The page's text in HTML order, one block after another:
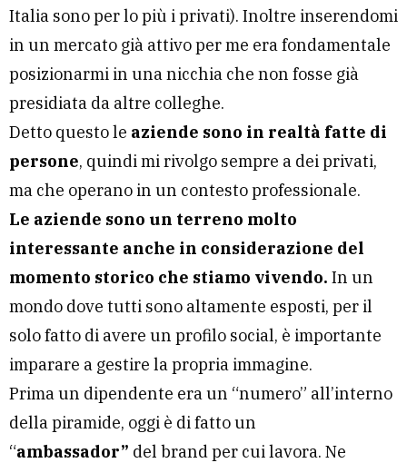
Italia sono per lo più i privati). Inoltre inserendomi
in un mercato già attivo per me era fondamentale
posizionarmi in una nicchia che non fosse già
presidiata da altre colleghe.
Detto questo le aziende sono in realtà fatte di
persone, quindi mi rivolgo sempre a dei privati,
ma che operano in un contesto professionale.
Le aziende sono un terreno molto
interessante anche in considerazione del
momento storico che stiamo vivendo. In un
mondo dove tutti sono altamente esposti, per il
solo fatto di avere un profilo social, è importante
imparare a gestire la propria immagine.
Prima un dipendente era un “numero” all’interno
della piramide, oggi è di fatto un
“ambassador” del brand per cui lavora. Ne